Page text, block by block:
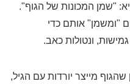
"שמן המכונות של הגוף".
"ומשמן" אותם כדי
ונטולות כאב.
שהגוף מייצר יורדות עם הגיל,